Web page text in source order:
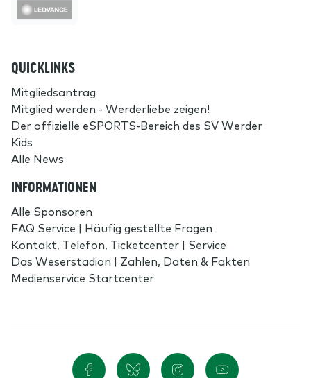
QUICKLINKS
Mitgliedsantrag
Mitglied werden - Werderliebe zeigen!
Der offizielle eSPORTS-Bereich des SV Werder
Kids
Alle News
INFORMATIONEN
Alle Sponsoren
FAQ Service | Häufig gestellte Fragen
Kontakt, Telefon, Ticketcenter | Service
Das Weserstadion | Zahlen, Daten & Fakten
Medienservice Startcenter